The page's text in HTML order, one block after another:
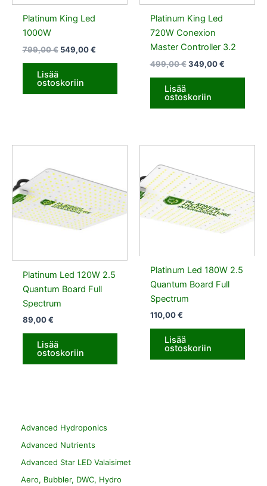
Advanced Hydroponics
Advanced Nutrients
Advanced Star LED Valaisimet
Aero, Bubbler, DWC, Hydro
Platinum King Led
1000W
799,00€ 549,00€
Lisää
ostoskoriin
Platinum King Led
720W Conexion
Master Controller 3.2
499,00€ 349,00€
Lisää
ostoskoriin
Platinum Led 120W 2.5
Quantum Board Full
Spectrum
89,00€
Lisää
ostoskoriin
Platinum Led 180W 2.5
Quantum Board Full
Spectrum
110,00€
Lisää
ostoskoriin